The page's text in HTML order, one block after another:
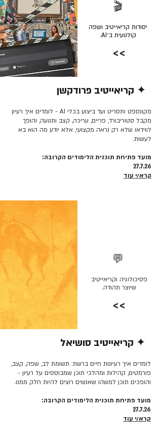
🎬
יסודות קריאייטיב ושפה
קולנועית ב־AI.
>>
✦ קריאייטיב פרודקשן
מקונספט ותסריט ועד ביצוע בכלי AI - לומדים איך רעיון
מקבל סטוריבורד, פריים, עריכה, קצב ותנועה, והופך
לווידאו שלא רק נראה מקצועי, אלא יודע מה הוא בא
לעשות.
מועד פתיחת תוכנית הלימודים הקרובה:
27.7.26
קרא/י עוד
💬
פסיכולוגיה וקריאייטיב
שיוצר תהודה.
>>
✦ קריאייטיב סושיאל
לומדים איך רעיונות חיים ברשת: תשומת לב, שפה, קצב,
פורמטים, קהילות ומהלכי תוכן שמבוססים על רעיון -
והופכים תוכן למשהו שאנשים רוצים להיות חלק ממנו.
מועד פתיחת תוכנית הלימודים הקרובה:
27.7.26
קרא/י עוד